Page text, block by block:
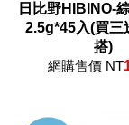
日比野HIBINO-
2.5g*45入(買三
搭)
網購售價 NT